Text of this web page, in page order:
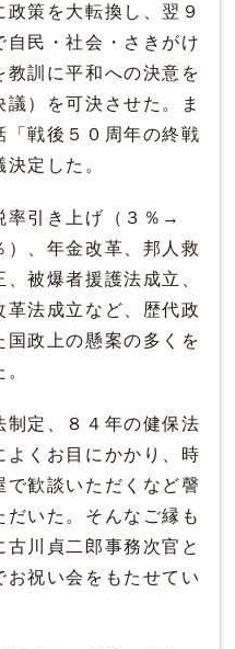
策を大転換し、翌９
自民・社会・さきがけ
教訓に平和への決意を
）を可決させた。ま
「戦後５０周年の終戦
定した。
引き上げ（３％→
）、年金改革、邦人救
被爆者援護法成立、
法成立など、歴代政
政上の懸案の多くを
定、８４年の健保法
よくお目にかかり、時
で歓談いただくなど謦
いた。そんなご縁も
川貞二郎事務次官と
お祝い会をもたせてい